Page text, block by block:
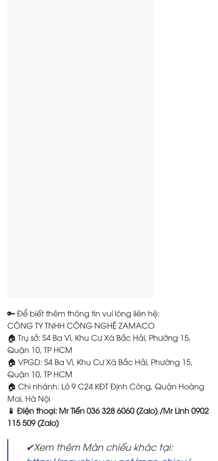
🔑 Để biết thêm thông tin vui lòng liên hệ:
CÔNG TY TNHH CÔNG NGHỆ ZAMACO
🏠 Trụ sở: S4 Ba Vì, Khu Cư Xá Bắc Hải, Phường 15,
Quận 10, TP HCM
🏠 VPGD: S4 Ba Vì, Khu Cư Xá Bắc Hải, Phường 15,
Quận 10, TP HCM
🏠 Chi nhánh: Lô 9 C24 KĐT Định Công, Quận Hoàng
Mai, Hà Nội
📱 Điện thoại: Mr Tiến 036 328 6060 (Zalo) /Mr Linh 0902
115 509 (Zalo)
✔Xem thêm Màn chiếu khác tại: